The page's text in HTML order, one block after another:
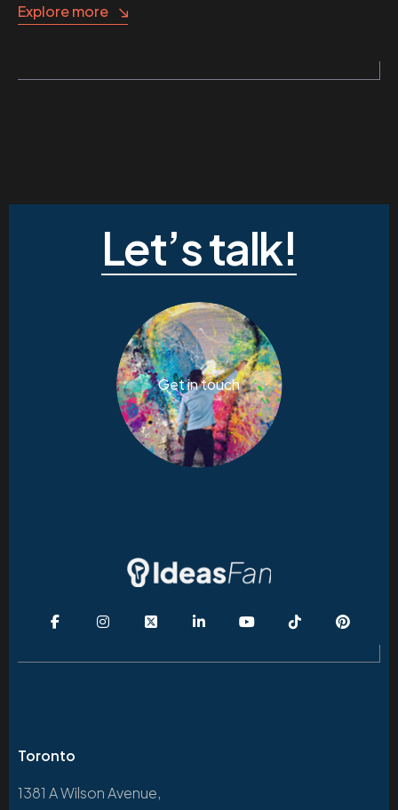
Explore more
Let’s talk!
Get in touch
Toronto
1381 A Wilson Avenue,